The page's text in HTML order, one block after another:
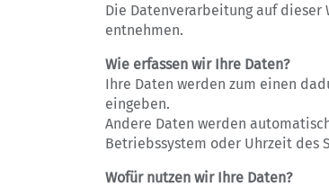
Die Datenverarbeitung auf
entnehmen.
Wie erfassen wir Ihre Daten?
Ihre Daten werden zum einen
eingeben.
Andere Daten werden
Betriebssystem oder Uhrzeit des
Wofür nutzen wir Ihre Daten?